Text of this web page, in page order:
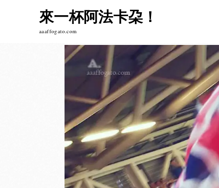
來一杯阿法卡朶！
aaaffogato.com